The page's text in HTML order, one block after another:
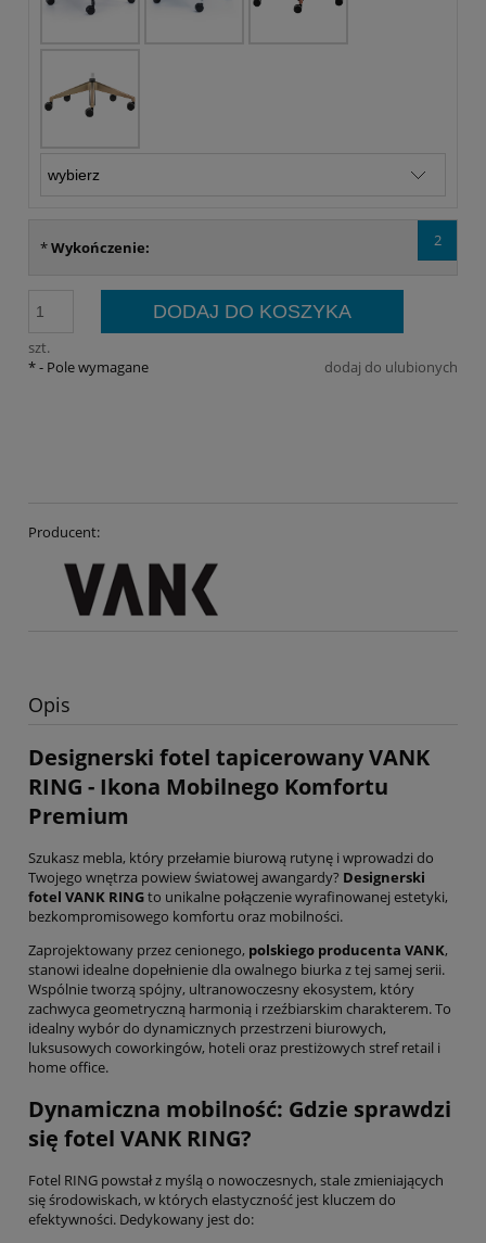
2
*Wykończenie:
szt.
DODAJ DO KOSZYKA
dodaj do ulubionych
*- Pole wymagane
Producent:
Opis
Designerski fotel tapicerowany VANK
RING - Ikona Mobilnego Komfortu
Premium
Szukasz mebla, który przełamie biurową rutynę i wprowadzi do
Twojego wnętrza powiew światowej awangardy? Designerski
fotel VANK RINGto unikalne połączenie wyrafinowanej estetyki,
bezkompromisowego komfortu oraz mobilności.
Zaprojektowany przez cenionego, polskiego producenta VANK,
stanowi idealne dopełnienie dla owalnego biurka z tej samej serii.
Wspólnie tworzą spójny, ultranowoczesny ekosystem, który
zachwyca geometryczną harmonią i rzeźbiarskim charakterem. To
idealny wybór do dynamicznych przestrzeni biurowych,
luksusowych coworkingów, hoteli oraz prestiżowych stref retail i
home office.
Dynamiczna mobilność: Gdzie sprawdzi
się fotel VANK RING?
Fotel RING powstał z myślą o nowoczesnych, stale zmieniających
się środowiskach, w których elastyczność jest kluczem do
efektywności. Dedykowany jest do: